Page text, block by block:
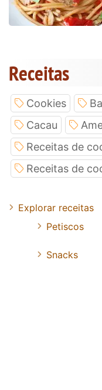
Receitas
Cookies
Cacau
Receitas de
Receitas de
Explorar receitas
Petiscos
Snacks